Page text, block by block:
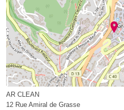
AR CLEAN
12 Rue Amiral de Grasse